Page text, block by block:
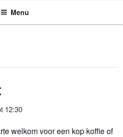
Menu
12:30
welkom voor een kop koffie of